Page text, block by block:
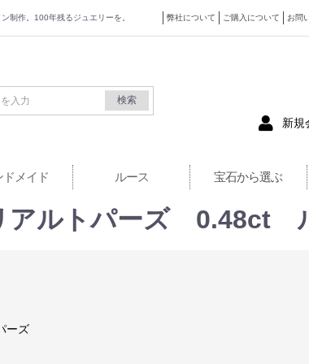
制作。100年残るジュエリーを。 弊社について ご購入について お問
ト
検索
新規
ドメイド ルース 宝石から選ぶ
アルトパーズ 0.48ct
ーズ